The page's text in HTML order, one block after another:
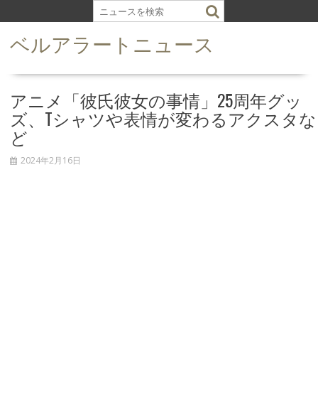
k
ベルアラートニュース
アニメ「彼氏彼女の事情」25周年グッ
ズ、Tシャツや表情が変わるアクスタな
ど
2024年2月16日